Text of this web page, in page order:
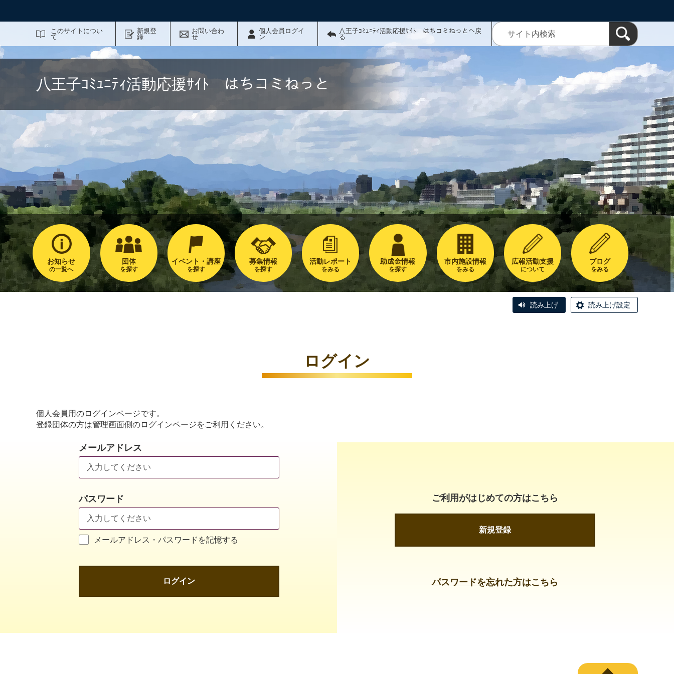
このサイトについ
て
新規登
録
お問い合わ
せ
個人会員ログイ
ン
八王子ｺﾐｭﾆﾃｨ活動応援ｻｲﾄ はちコミねっとへ戻
る
八王子ｺﾐｭﾆﾃｨ活動応援ｻｲﾄ はちコミねっと
お知らせ
の一覧へ
団体
を探す
イベント・講座
を探す
募集情報
を探す
活動レポート
をみる
助成金情報
を探す
市内施設情報
をみる
広報活動支援
について
ブログ
をみる
読み上げ 読み上げ設定
ログイン
個人会員用のログインページです。
登録団体の方は管理画面側のログインページをご利用ください。
メールアドレス
パスワード
メールアドレス・パスワードを記憶する
ログイン
ご利用がはじめての方はこちら
新規登録
パスワードを忘れた方はこちら